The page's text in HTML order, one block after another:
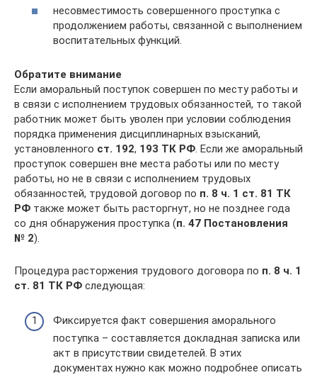
несовместимость совершенного проступка с
продолжением работы, связанной с выполнением
воспитательных функций.
Обратите внимание
Если аморальный поступок совершен по месту работы и
в связи с исполнением трудовых обязанностей, то такой
работник может быть уволен при условии соблюдения
порядка применения дисциплинарных взысканий,
установленного ст. 192, 193 ТК РФ. Если же аморальный
проступок совершен вне места работы или по месту
работы, но не в связи с исполнением трудовых
обязанностей, трудовой договор по п. 8 ч. 1 ст. 81 ТК
РФ также может быть расторгнут, но не позднее года
со дня обнаружения проступка (п. 47 Постановления
№ 2).
Процедура расторжения трудового договора по п. 8 ч. 1
ст. 81 ТК РФ следующая:
Фиксируется факт совершения аморального
поступка – составляется докладная записка или
акт в присутствии свидетелей. В этих
документах нужно как можно подробнее описать